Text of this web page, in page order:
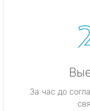
За час до